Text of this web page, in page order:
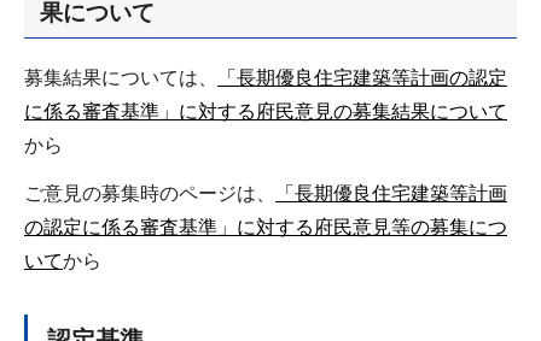
果について
募集結果については、
「長期優良住宅建築等計画の認定
に係る審査基準」に対する府民意見の募集結果について
から
ご意見の募集時のページは、
「長期優良住宅建築等計画
の認定に係る審査基準」に対する府民意見等の募集につ
いてから